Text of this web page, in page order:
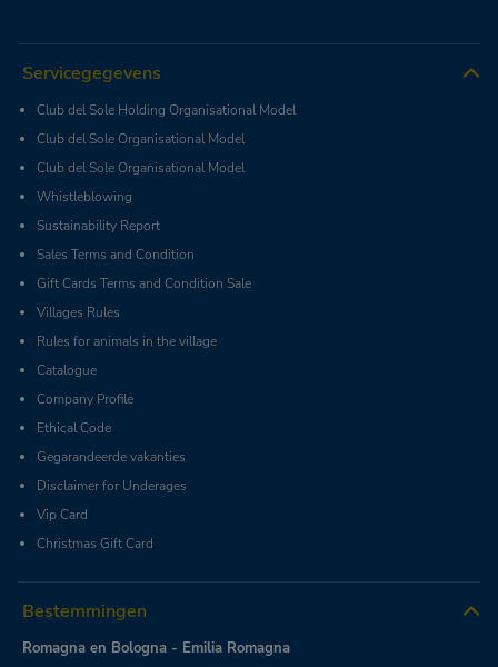
Servicegegevens
Club del Sole Holding Organisational Model
Club del Sole Organisational Model
Club del Sole Organisational Model
Whistleblowing
Sustainability Report
Sales Terms and Condition
Gift Cards Terms and Condition Sale
Villages Rules
Rules for animals in the village
Catalogue
Company Profile
Ethical Code
Gegarandeerde vakanties
Disclaimer for Underages
Vip Card
Christmas Gift Card
Bestemmingen
Romagna en Bologna - Emilia Romagna